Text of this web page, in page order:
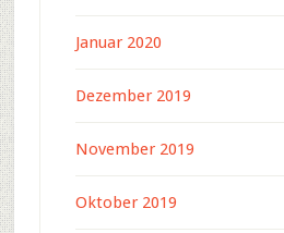
Januar 2020
Dezember 2019
November 2019
Oktober 2019